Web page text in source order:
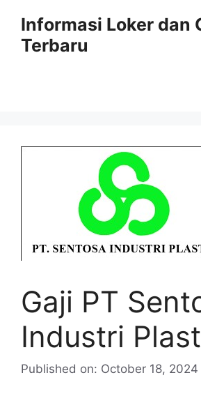
content
Informasi Loker dan
Terbaru
Gaji PT
Industri
Published on: October 18, 2024